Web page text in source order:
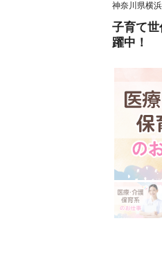
神奈川県横
子育て
躍中！